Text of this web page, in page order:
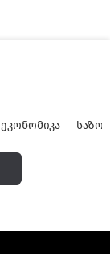
ᲔᲙᲝᲜᲝᲛᲘᲙᲐ